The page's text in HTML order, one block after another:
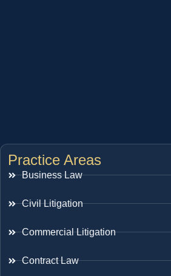
Practice Areas
Business Law
Civil Litigation
Commercial Litigation
Contract Law